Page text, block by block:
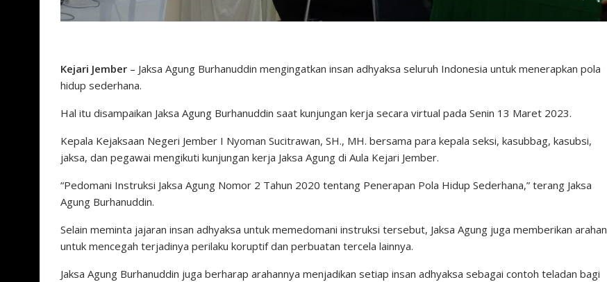
Kejari Jember – Jaksa Agung Burhanuddin mengingatkan insan adhyaksa seluruh Indonesia untuk menerapkan pola
hidup sederhana.
Hal itu disampaikan Jaksa Agung Burhanuddin saat kunjungan kerja secara virtual pada Senin 13 Maret 2023.
Kepala Kejaksaan Negeri Jember I Nyoman Sucitrawan, SH., MH. bersama para kepala seksi, kasubbag, kasubsi,
jaksa, dan pegawai mengikuti kunjungan kerja Jaksa Agung di Aula Kejari Jember.
“Pedomani Instruksi Jaksa Agung Nomor 2 Tahun 2020 tentang Penerapan Pola Hidup Sederhana,” terang Jaksa
Agung Burhanuddin.
Selain meminta jajaran insan adhyaksa untuk memedomani instruksi tersebut, Jaksa Agung juga memberikan arahan
untuk mencegah terjadinya perilaku koruptif dan perbuatan tercela lainnya.
Jaksa Agung Burhanuddin juga berharap arahannya menjadikan setiap insan adhyaksa sebagai contoh teladan bagi